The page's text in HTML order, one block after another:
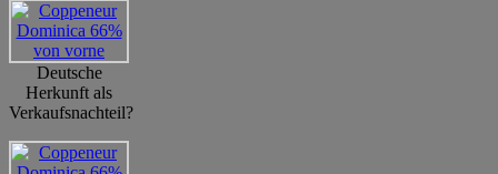
Deutsche
Herkunft als
Verkaufsnachteil?